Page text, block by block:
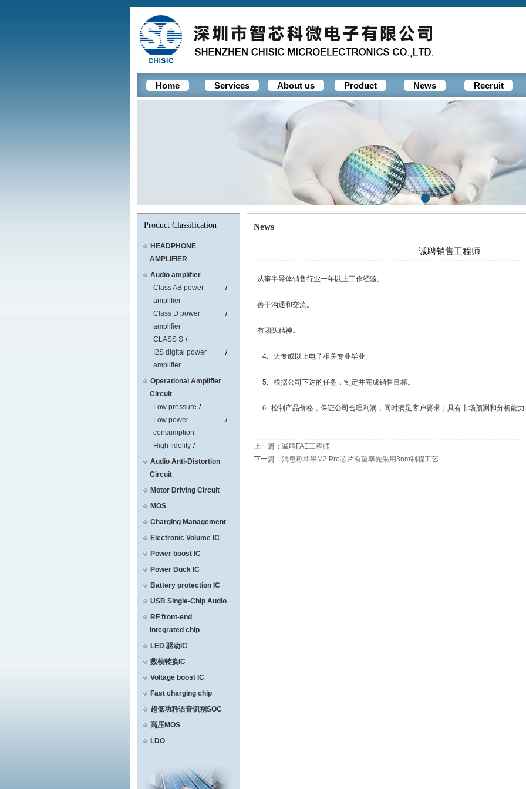
Home Services About us Product News Recruit
Product Classification
HEADPHONE
AMPLIFIER
Audio amplifier
Class AB power
amplifier
Class D power
amplifier
CLASS S
I2S digital power
amplifier
Operational Amplifier
Circuit
Low pressure
Low power
consumption
High fidelity
Audio Anti-Distortion
Circuit
Motor Driving Circuit
MOS
Charging Management
Electronic Volume IC
Power boost IC
Power Buck IC
Battery protection IC
USB Single-Chip Audio
RF front-end
integrated chip
LED 驱动IC
数模转换IC
Voltage boost IC
Fast charging chip
超低功耗语音识别SOC
高压MOS
LDO
News
诚聘销售工程师
从事半导体销售行业一年以上工作经验。
善于沟通和交流。
有团队精神。
4. 大专或以上电子相关专业毕业。
5. 根据公司下达的任务， 制定并完成销售目标。
6. 控制产品价格，保证公司合理利润，同时满足客户要求；具有市场预测和分析能力
上一篇： 诚聘FAE工程师
下一篇： 消息称苹果M2 Pro芯片有望率先采用3nm制程工艺